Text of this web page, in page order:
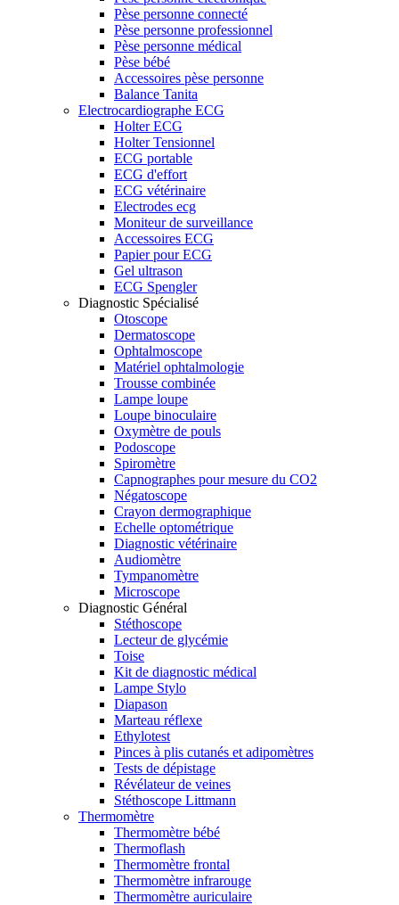
Pèse personne connecté
Pèse personne professionnel
Pèse personne médical
Pèse bébé
Accessoires pèse personne
Balance Tanita
Electrocardiographe ECG
Holter ECG
Holter Tensionnel
ECG portable
ECG d'effort
ECG vétérinaire
Electrodes ecg
Moniteur de surveillance
Accessoires ECG
Papier pour ECG
Gel ultrason
ECG Spengler
Diagnostic Spécialisé
Otoscope
Dermatoscope
Ophtalmoscope
Matériel ophtalmologie
Trousse combinée
Lampe loupe
Loupe binoculaire
Oxymètre de pouls
Podoscope
Spiromètre
Capnographes pour mesure du CO2
Négatoscope
Crayon dermographique
Echelle optométrique
Diagnostic vétérinaire
Audiomètre
Tympanomètre
Microscope
Diagnostic Général
Stéthoscope
Lecteur de glycémie
Toise
Kit de diagnostic médical
Lampe Stylo
Diapason
Marteau réflexe
Ethylotest
Pinces à plis cutanés et adipomètres
Tests de dépistage
Révélateur de veines
Stéthoscope Littmann
Thermomètre
Thermomètre bébé
Thermoflash
Thermomètre frontal
Thermomètre infrarouge
Thermomètre auriculaire